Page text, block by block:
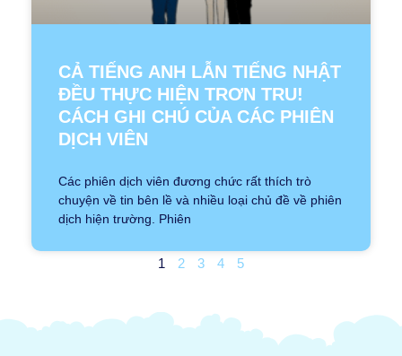
CẢ TIẾNG ANH LẪN TIẾNG NHẬT
ĐỀU THỰC HIỆN TRƠN TRU!
CÁCH GHI CHÚ CỦA CÁC PHIÊN
DỊCH VIÊN
Các phiên dịch viên đương chức rất thích trò
chuyện về tin bên lề và nhiều loại chủ đề về phiên
dịch hiện trường. Phiên
1 2 3 4 5